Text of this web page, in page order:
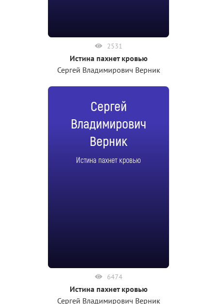
2531
Истина пахнет кровью
Сергей Владимирович Верник
Сергей
Владимирович
Верник
Истина пахнет кровью
6474
Истина пахнет кровью
Сергей Владимирович Верник